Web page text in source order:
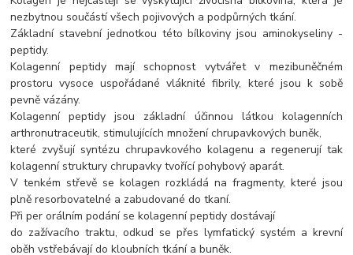
nezbytnou součástí všech pojivových a podpůrných tkání.
Základní stavební jednotkou této bílkoviny jsou aminokyseliny -
peptidy.
Kolagenní peptidy mají schopnost vytvářet v mezibuněčném
prostoru vysoce uspořádané vláknité fibrily, které jsou k sobě
pevně vázány.
Kolagenní peptidy jsou základní účinnou látkou kolagenních
arthronutraceutik, stimulujících množení chrupavkových buněk,
které zvyšují syntézu chrupavkového kolagenu a regenerují tak
kolagenní struktury chrupavky tvořící pohybový aparát.
V tenkém střevě se kolagen rozkládá na fragmenty, které jsou
plně resorbovatelné a zabudované do tkaní.
Při per orálním podání se kolagenní peptidy dostávají
do zažívacího traktu, odkud se přes lymfatický systém a krevní
oběh vstřebávají do kloubních tkání a buněk.